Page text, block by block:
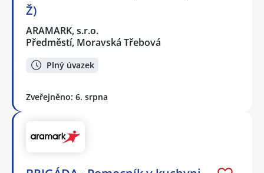
Ž)
ARAMARK, s.r.o.
Předměstí, Moravská Třebová
Plný úvazek
Zveřejněno: 6. srpna